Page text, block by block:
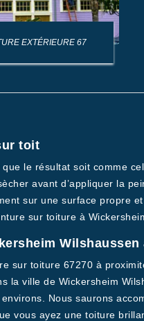
EXTÉRIEURE 67
toit
le résultat soit comme
avant d’appliquer la
sur une surface propre
sur toiture à
Wilshaussen
sur toiture 67270 à
la ville de Wickersheim
Nous saurons
vous ayez une toiture